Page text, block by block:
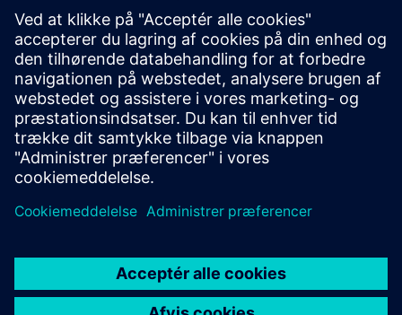
Evonik - Active Oxygens - Water Hygiene as a Service
Ren dyrkning - Evonik elementer 2/2024
Hvad er hydrogenperoxid?
Hydrogenperoxidprodukter fra Evonik
Forudsætninger